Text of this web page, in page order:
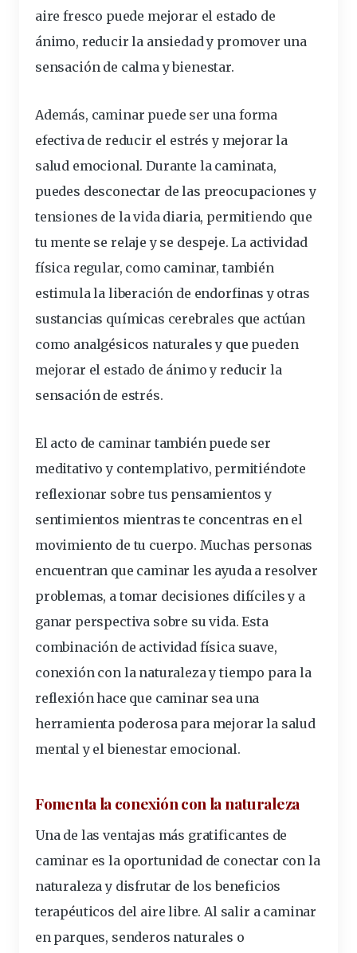
aire fresco puede mejorar el estado de
ánimo, reducir la ansiedad y promover una
sensación de calma y bienestar.
Además, caminar puede ser una forma
efectiva de reducir el estrés y mejorar la
salud emocional. Durante la caminata,
puedes desconectar de las preocupaciones y
tensiones de la vida diaria, permitiendo que
tu mente se relaje y se despeje. La actividad
física regular, como caminar, también
estimula la liberación de endorfinas y otras
sustancias químicas cerebrales que actúan
como analgésicos naturales y que pueden
mejorar el estado de ánimo y reducir la
sensación de estrés.
El acto de caminar también puede ser
meditativo y contemplativo, permitiéndote
reflexionar sobre tus pensamientos y
sentimientos mientras te concentras en el
movimiento de tu cuerpo. Muchas personas
encuentran que caminar les ayuda a resolver
problemas, a tomar decisiones difíciles y a
ganar perspectiva sobre su vida. Esta
combinación de actividad física suave,
conexión con la naturaleza y tiempo para la
reflexión hace que caminar sea una
herramienta poderosa para mejorar la salud
mental y el bienestar emocional.
Fomenta la conexión con la naturaleza
Una de las ventajas más gratificantes de
caminar es la oportunidad de conectar con la
naturaleza y disfrutar de los beneficios
terapéuticos del aire libre. Al salir a caminar
en parques, senderos naturales o